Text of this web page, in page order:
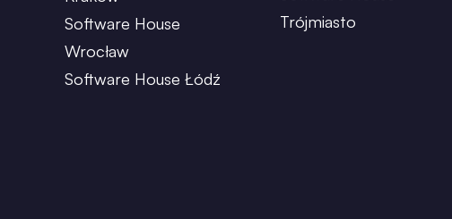
Software House
Wrocław
Software House Łódź
Trójmiasto